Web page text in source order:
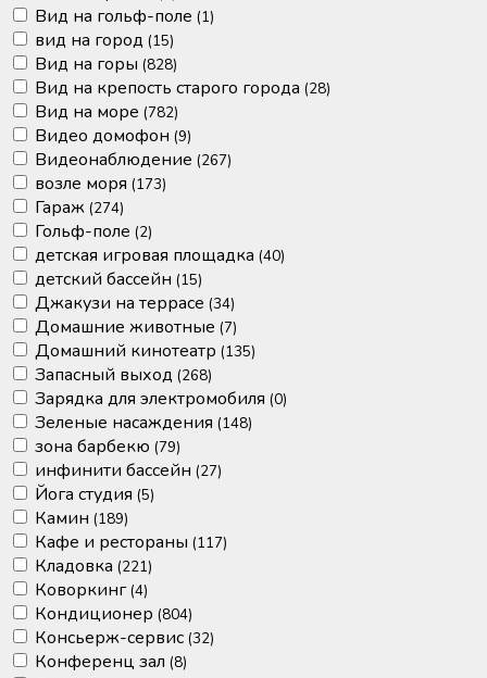
Вид на гольф-поле (1)
вид на город (15)
Вид на горы (828)
Вид на крепость старого города (28)
Вид на море (782)
Видео домофон (9)
Видеонаблюдение (267)
возле моря (173)
Гараж (274)
Гольф-поле (2)
детская игровая площадка (40)
детский бассейн (15)
Джакузи на террасе (34)
Домашние животные (7)
Домашний кинотеатр (135)
Запасный выход (268)
Зарядка для электромобиля (0)
Зеленые насаждения (148)
зона барбекю (79)
инфинити бассейн (27)
Йога студия (5)
Камин (189)
Кафе и рестораны (117)
Кладовка (221)
Коворкинг(4)
Кондиционер (804)
Консьерж-сервис (32)
Конференц зал (8)